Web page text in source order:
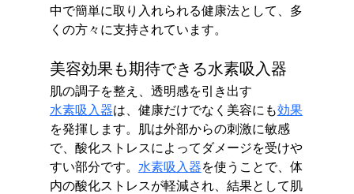
中で簡単に取り入れられる健康法として、多
くの方々に支持されています。
美容効果も期待できる水素吸入器
肌の調子を整え、透明感を引き出す
水素吸入器は、健康だけでなく美容にも効果
を発揮します。肌は外部からの刺激に敏感
で、酸化ストレスによってダメージを受けや
すい部分です。 水素吸入器を使うことで、体
内の酸化ストレスが軽減され、結果として肌